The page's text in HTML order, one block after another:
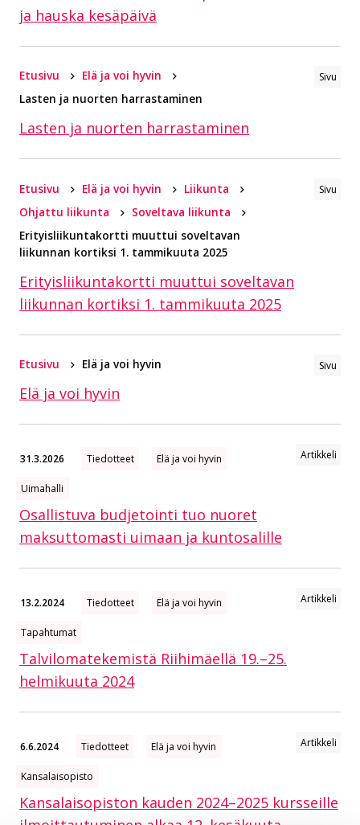
ja hauska kesäpäivä
Etusivu
Elä ja voi hyvin
Lasten ja nuorten harrastaminen
Sivu
Lasten ja nuorten harrastaminen
Etusivu Elä ja voi hyvin
Liikunta
Ohjattu liikunta
Soveltava liikunta
Erityisliikuntakortti muuttui soveltavan
liikunnan kortiksi 1. tammikuuta 2025
Sivu
Erityisliikuntakortti muuttui soveltavan
liikunnan kortiksi 1. tammikuuta 2025
Etusivu Elä ja voi hyvin Sivu
Elä ja voi hyvin
31.3.2026 Tiedotteet Elä ja voi hyvin
Uimahalli
Artikkeli
Osallistuva budjetointi tuo nuoret
maksuttomasti uimaan ja kuntosalille
13.2.2024 Tiedotteet Elä ja voi hyvin
Tapahtumat
Artikkeli
Talvilomatekemistä Riihimäellä 19.–25.
helmikuuta 2024
6.6.2024 Tiedotteet Elä ja voi hyvin
Kansalaisopisto
Artikkeli
Kansalaisopiston kauden 2024–2025 kursseille